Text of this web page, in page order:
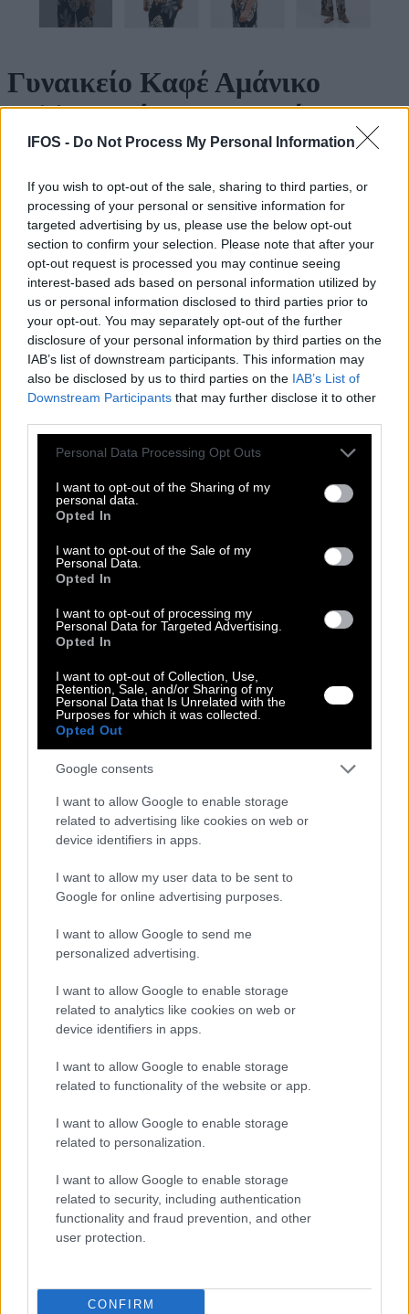
IFOS - Do Not Process My Personal Information
If you wish to opt-out of the sale, sharing to third parties, or
processing of your personal or sensitive information for
targeted advertising by us, please use the below opt-out
section to confirm your selection. Please note that after your
opt-out request is processed you may continue seeing
interest-based ads based on personal information utilized by
us or personal information disclosed to third parties prior to
your opt-out. You may separately opt-out of the further
disclosure of your personal information by third parties on the
IAB’s list of downstream participants. This information may
also be disclosed by us to third parties on the IAB’s List of
Downstream Participants that may further disclose it to other
Please note that this website/app uses one or more Google
not limited to your visit or usage behaviour. You may click to
grant or deny consent to Google and its third-party tags to
use your data for below specified purposes in below Google
consent section.
Personal Data Processing Opt Outs
I want to opt-out of the Sharing of my
personal data.
Opted In
I want to opt-out of the Sale of my
Personal Data.
Opted In
I want to opt-out of processing my
Personal Data for Targeted Advertising.
Opted In
I want to opt-out of Collection, Use,
Retention, Sale, and/or Sharing of my
Personal Data that Is Unrelated with the
Purposes for which it was collected.
Opted Out
Google consents
I want to allow Google to enable storage
related to advertising like cookies on web or
device identifiers in apps.
I want to allow my user data to be sent to
Google for online advertising purposes.
I want to allow Google to send me
personalized advertising.
I want to allow Google to enable storage
related to analytics like cookies on web or
device identifiers in apps.
I want to allow Google to enable storage
related to functionality of the website or app.
I want to allow Google to enable storage
related to personalization.
I want to allow Google to enable storage
related to security, including authentication
functionality and fraud prevention, and other
user protection.
CONFIRM
Γυναικείο Καφέ Αμάνικο
Utility Γιλέκο με Κορδόνι στη
Μέση-5485B
Κωδικός: 5485B
Διαθεσιμότητα:
Παράδοση σε 1 - 3 ημέρες
65,00 €
39,00 €
Δείτε περισσότερααπό ΑΜΑΝΙΚΑ
Μέγεθος
S-M
M-L
Regular Fit Plus Size
Ποσότητα:
Ρωτήστε για το προϊόν
Αλλαγή Προϊόντος
Τρόποι Πληρωμής
Τρόποι Αποστολής
Περιγραφή
Αυτό το μοντέρνο γυναικείο αμάνικο τζάκετ σε καφέ- πούρο
urban-safari πινελιά στην γκαρνταρόμπα σου. Είναι ιδανικό για να
φορεθεί ως extra επίπεδο (layering) πάνω από casual t-shirts,
προσφέροντας άμεσο στυλ και χαρακτήρα.
Το γιλέκο διακρίνεται για τον χρηστικό και προσεγμένο σχεδιασμό
Κρυφή πατιλέτα που καλύπτει το μπροστινό κλείσιμο για ένα clean
και μίνιμαλ αποτέλεσμα.
στυλ του.
επιτρέπουν να τονίσεις τη σιλουέτα σου ή να το φορέσεις σε πιο
χαλαρή γραμμή.
συνδυάζεται ιδανικά με ψηλόμεσες τζιν παντελόνες και oversized
κοκάλινα γυαλιά ηλίου, όπως στη φωτογραφία, για ένα απόλυτα
σύγχρονο και κομψό look.
70% Tencel- 30% Linen
Megethologio would go here
Αλλαγές και επιστροφές
Θέλουμε να είστε απόλυτα ικανοποιημένοι με την αγορά σας.
χαρά την επιστροφή / ανταλλαγή ενός αφόρετου προιόντος μέσα σε
14 εργάσιμες ημέρες από την ημερομηνία παραλαβής του
προϊόντος.
Έχετε το δικαίωμα να επιστρέψετε τα προϊόντα που αγοράσατε και
λανθασμένα προϊόντα ή προϊόντα κακής και ελαττωματικής